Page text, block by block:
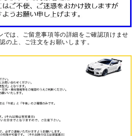
では、ご留意事項等の詳細をご確認頂けませ
の上、ご注文をお願いします。